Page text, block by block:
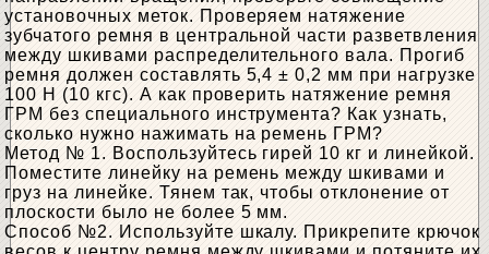
установочных меток. Проверяем натяжение
зубчатого ремня в центральной части разветвления
между шкивами распределительного вала. Прогиб
ремня должен составлять 5,4 ± 0,2 мм при нагрузке
100 Н (10 кгс). А как проверить натяжение ремня
ГРМ без специального инструмента? Как узнать,
сколько нужно нажимать на ремень ГРМ?
Метод № 1. Воспользуйтесь гирей 10 кг и линейкой.
Поместите линейку на ремень между шкивами и
груз на линейке. Тянем так, чтобы отклонение от
плоскости было не более 5 мм.
Способ №2. Используйте шкалу. Прикрепите крючок